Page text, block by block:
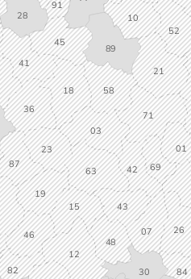
91
18
28
36
41
45
21
58
71
89
10
52
19
23
87
12
30
46
48
82
01
03
07
15
26
42
43
63 69
84